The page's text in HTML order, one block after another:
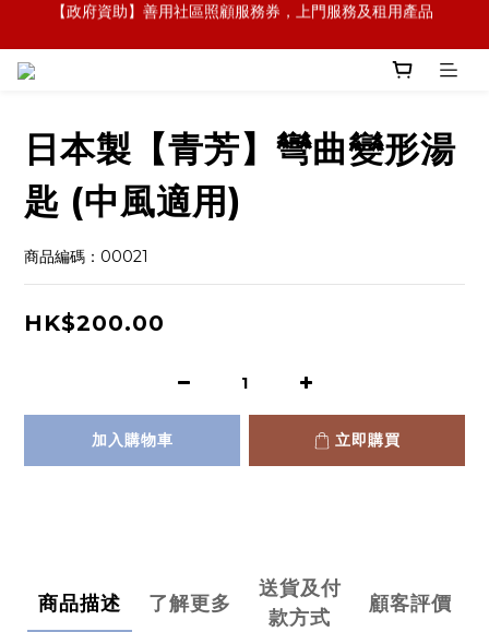
【全新概念】長者護理復康用品，可租可買，彈性選擇
日本製【青芳】彎曲變形湯
匙 (中風適用)
商品編碼：00021
HK$200.00
加入購物車 立即購買
商品描述 了解更多
送貨及付
款方式
顧客評價